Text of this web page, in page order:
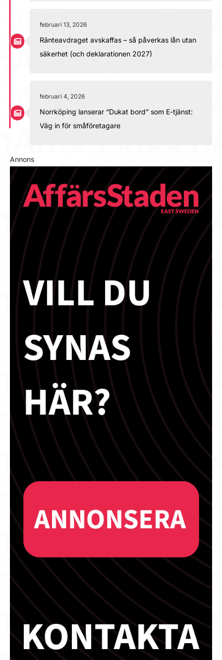
februari 13, 2026
Ränteavdraget avskaffas – så påverkas lån utan
säkerhet (och deklarationen 2027)
februari 4, 2026
Norrköping lanserar “Dukat bord” som E-tjänst:
Väg in för småföretagare
Annons